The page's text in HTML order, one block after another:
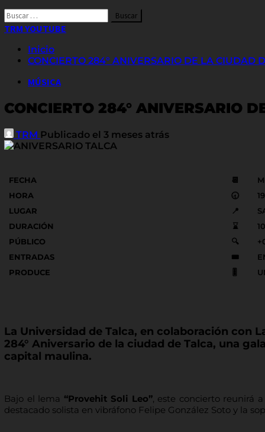
Buscar
por:
TRM YOUTUBE
Inicio
CONCIERTO 284° ANIVERSARIO DE LA CIUDAD
MÚSICA
CONCIERTO 284° ANIVERSARIO
TRM Publicado el 3 meses atrás
FECHA 📆
HORA
🕣
LUGAR
📍
DURACIÓN
⌛
PÚBLICO
🔍
ENTRADAS
🎟️
PRODUCE
La Universidad de Talca, en colaboración con
284° Aniversario de la ciudad de Talca, una
capital maulina.
Bajo el lema “Provehit Soli Leo”, este concierto reunirá
destacado solista en vibráfono Felipe González Soto y la